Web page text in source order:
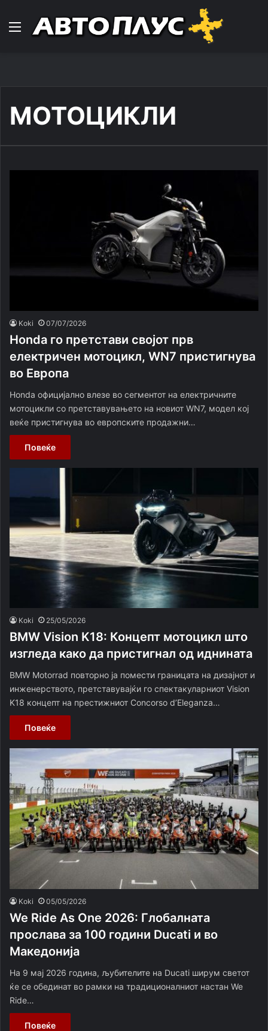
Навигација
МОТОЦИКЛИ
Koki 07/07/2026
Honda го претстави својот прв
електричен мотоцикл, WN7 пристигнува
во Европа
Honda официјално влезе во сегментот на електричните
мотоцикли со претставувањето на новиот WN7, модел кој
веќе пристигнува во европските продажни…
Повеќе
Koki 25/05/2026
BMW Vision K18: Концепт мотоцикл што
изгледа како да пристигнал од иднината
BMW Motorrad повторно ја помести границата на дизајнот и
инженерството, претставувајќи го спектакуларниот Vision
K18 концепт на престижниот Concorso d’Eleganza…
Повеќе
Koki 05/05/2026
We Ride As One 2026: Глобалната
прослава за 100 години Ducati и во
Македонија
На 9 мај 2026 година, љубителите на Ducati ширум светот
ќе се обединат во рамки на традиционалниот настан We
Ride…
Повеќе